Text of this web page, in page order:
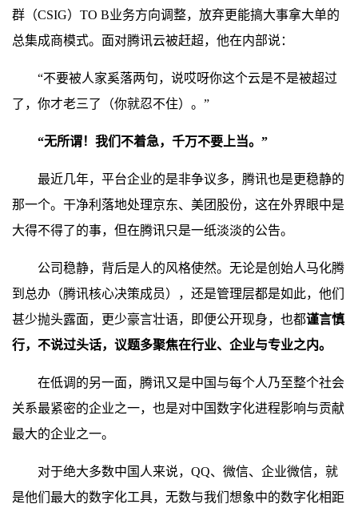
群（CSIG）TO B业务方向调整，放弃更能搞大事拿大单的
总集成商模式。面对腾讯云被赶超，他在内部说：
“不要被人家奚落两句，说哎呀你这个云是不是被超过
了，你才老三了（你就忍不住）。”
“无所谓！我们不着急，千万不要上当。”
最近几年，平台企业的是非争议多，腾讯也是更稳静的
那一个。干净利落地处理京东、美团股份，这在外界眼中是
大得不得了的事，但在腾讯只是一纸淡淡的公告。
公司稳静，背后是人的风格使然。无论是创始人马化腾
到总办（腾讯核心决策成员），还是管理层都是如此，他们
甚少抛头露面，更少豪言壮语，即便公开现身，也都谨言慎
行，不说过头话，议题多聚焦在行业、企业与专业之内。
在低调的另一面，腾讯又是中国与每个人乃至整个社会
关系最紧密的企业之一，也是对中国数字化进程影响与贡献
最大的企业之一。
对于绝大多数中国人来说，QQ、微信、企业微信，就
是他们最大的数字化工具，无数与我们想象中的数字化相距